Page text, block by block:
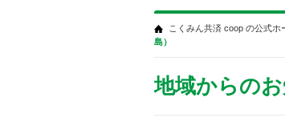
こくみん共済 coop の公式ホ
島）
地域からのお